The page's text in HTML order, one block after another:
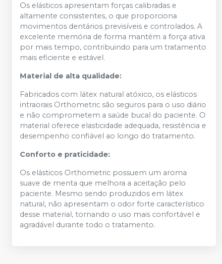
Os elásticos apresentam forças calibradas e
altamente consistentes, o que proporciona
movimentos dentários previsíveis e controlados. A
excelente memória de forma mantém a força ativa
por mais tempo, contribuindo para um tratamento
mais eficiente e estável.
Material de alta qualidade:
Fabricados com látex natural atóxico, os elásticos
intraorais Orthometric são seguros para o uso diário
e não comprometem a saúde bucal do paciente. O
material oferece elasticidade adequada, resistência e
desempenho confiável ao longo do tratamento.
Conforto e praticidade:
Os elásticos Orthometric possuem um aroma
suave de menta que melhora a aceitação pelo
paciente. Mesmo sendo produzidos em látex
natural, não apresentam o odor forte característico
desse material, tornando o uso mais confortável e
agradável durante todo o tratamento.